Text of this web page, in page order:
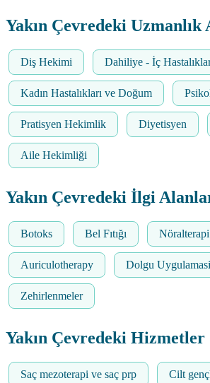
Yakın Çevredeki Uzmanlık
Diş Hekimi Dahiliye - İç
Kadın Hastalıkları ve Doğum
Pratisyen Hekimlik Diyetisyen
Aile Hekimliği
Yakın Çevredeki İlgi
Botoks Bel Fıtığı Nöralterapi
Auriculotherapy Dolgu Uygulamasi
Zehirlenmeler
Yakın Çevredeki Hizmetler
Saç mezoterapi ve saç prp Cilt